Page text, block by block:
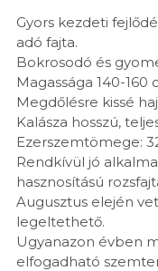
Gyors kezdeti
adó fajta.
Bokrosodó és
Magassága 140-160
Megdőlésre kissé
Kalásza hosszú,
Ezerszemtömege:
Rendkívül jó
hasznosítású
Augusztus elején
legeltethető.
Ugyanazon évben
elfogadható